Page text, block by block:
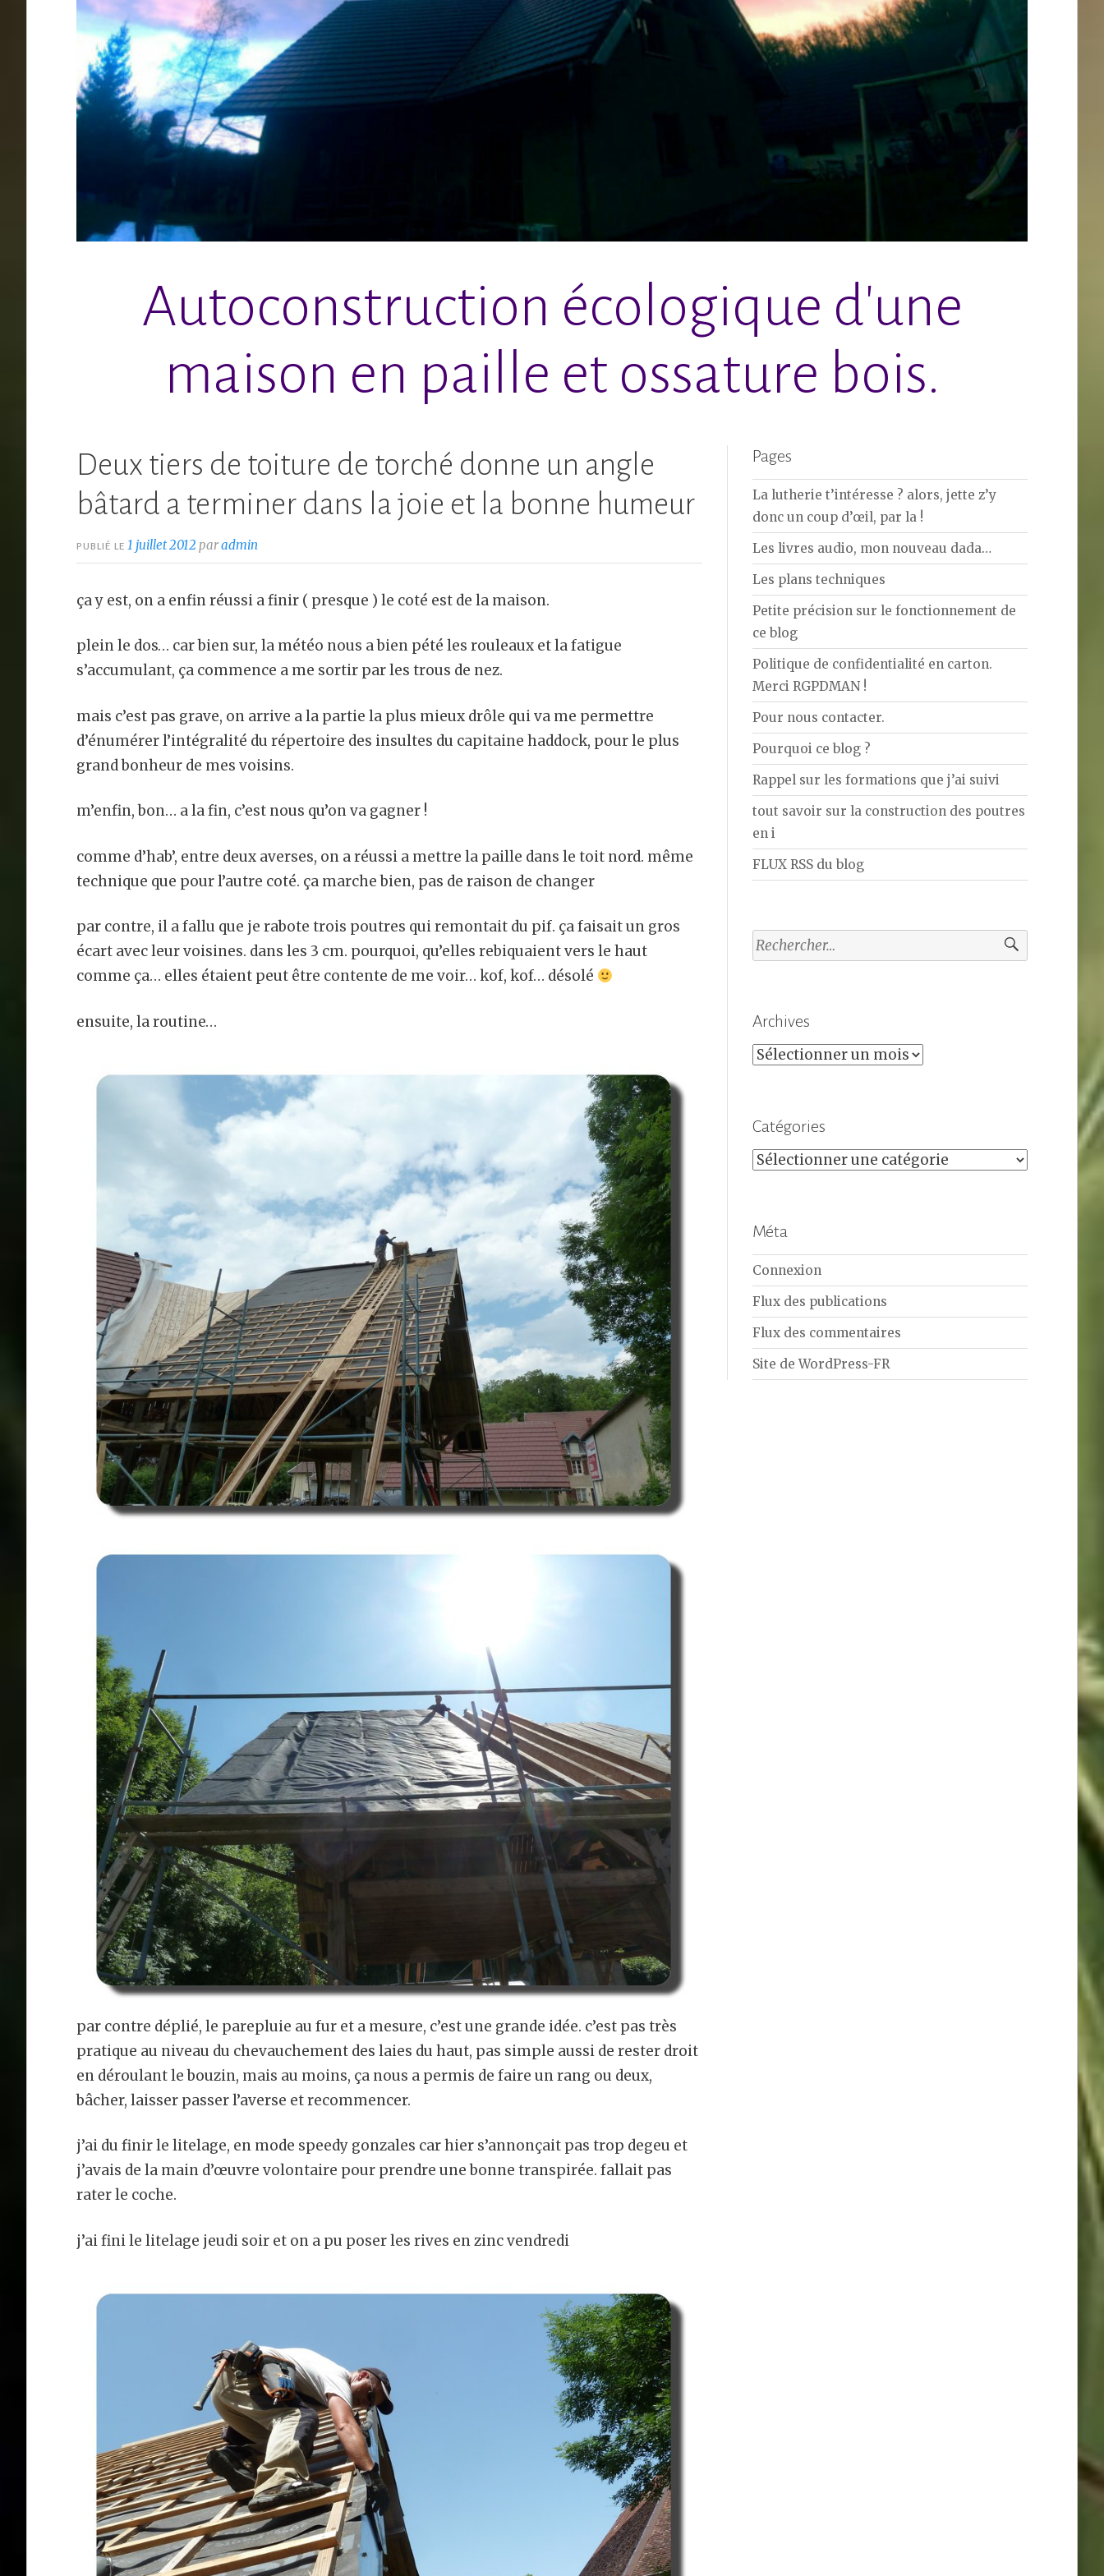
Autoconstruction écologique d'une
maison en paille et ossature bois.
Deux tiers de toiture de torché donne un angle
bâtard a terminer dans la joie et la bonne humeur
PUBLIÉ LE 1 juillet 2012 paradmin
ça y est, on a enfin réussi a finir ( presque ) le coté est de la maison.
plein le dos… car bien sur, la météo nous a bien pété les rouleaux et la fatigue
s’accumulant, ça commence a me sortir par les trous de nez.
mais c’est pas grave, on arrive a la partie la plus mieux drôle qui va me permettre
d’énumérer l’intégralité du répertoire des insultes du capitaine haddock, pour le plus
grand bonheur de mes voisins.
m’enfin, bon… a la fin, c’est nous qu’on va gagner !
comme d’hab’, entre deux averses, on a réussi a mettre la paille dans le toit nord. même
technique que pour l’autre coté. ça marche bien, pas de raison de changer
par contre, il a fallu que je rabote trois poutres qui remontait du pif. ça faisait un gros
écart avec leur voisines. dans les 3 cm. pourquoi, qu’elles rebiquaient vers le haut
comme ça… elles étaient peut être contente de me voir… kof, kof… désolé
ensuite, la routine…
par contre déplié, le parepluie au fur et a mesure, c’est une grande idée. c’est pas très
pratique au niveau du chevauchement des laies du haut, pas simple aussi de rester droit
en déroulant le bouzin, mais au moins, ça nous a permis de faire un rang ou deux,
bâcher, laisser passer l’averse et recommencer.
j’ai du finir le litelage, en mode speedy gonzales car hier s’annonçait pas trop degeu et
j’avais de la main d’œuvre volontaire pour prendre une bonne transpirée. fallait pas
rater le coche.
j’ai fini le litelage jeudi soir et on a pu poser les rives en zinc vendredi
Pages
La lutherie t’intéresse ? alors, jette z’y
donc un coup d’œil, par la !
Les livres audio, mon nouveau dada…
Les plans techniques
Petite précision sur le fonctionnement de
ce blog
Politique de confidentialité en carton.
Merci RGPDMAN !
Pour nous contacter.
Pourquoi ce blog ?
Rappel sur les formations que j’ai suivi
tout savoir sur la construction des poutres
en i
FLUX RSS du blog
Rechercher :
Archives
Archives
Catégories
Catégories
Méta
Connexion
Flux des publications
Flux des commentaires
Site de WordPress-FR